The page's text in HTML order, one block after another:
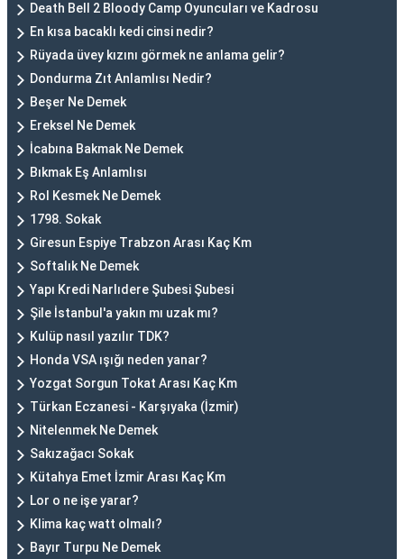
Death Bell 2 Bloody Camp Oyuncuları ve Kadrosu
En kısa bacaklı kedi cinsi nedir?
Rüyada üvey kızını görmek ne anlama gelir?
Dondurma Zıt Anlamlısı Nedir?
Beşer Ne Demek
Ereksel Ne Demek
İcabına Bakmak Ne Demek
Bıkmak Eş Anlamlısı
Rol Kesmek Ne Demek
1798. Sokak
Giresun Espiye Trabzon Arası Kaç Km
Softalık Ne Demek
Yapı Kredi Narlıdere Şubesi Şubesi
Şile İstanbul'a yakın mı uzak mı?
Kulüp nasıl yazılır TDK?
Honda VSA ışığı neden yanar?
Yozgat Sorgun Tokat Arası Kaç Km
Türkan Eczanesi - Karşıyaka (İzmir)
Nitelenmek Ne Demek
Sakızağacı Sokak
Kütahya Emet İzmir Arası Kaç Km
Lor o ne işe yarar?
Klima kaç watt olmalı?
Bayır Turpu Ne Demek